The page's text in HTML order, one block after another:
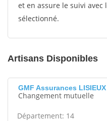
et en assure le suivi
sélectionné.
Artisans Disponibles
GMF Assurances LISIEUX
Changement mutuelle
Département: 14